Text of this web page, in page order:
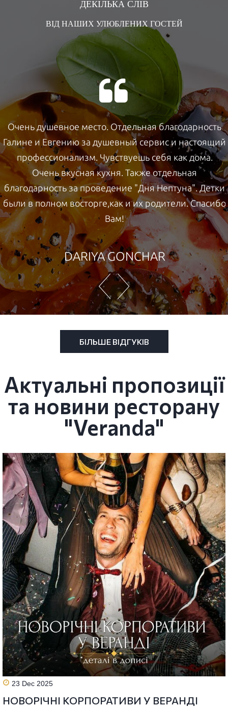
ДЕКІЛЬКА СЛІВ
ВІД НАШИХ УЛЮБЛЕНИХ ГОСТЕЙ
Очень душевное место. Отдельная благодарность
Галине и Евгению за душевный сервис и настоящий
профессионализм. Чувствуешь себя как дома.
Очень вкусная кухня. Также отдельная
благодарность за проведение "Дня Нептуна". Детки
были в полном восторге,как и их родители. Спасибо
Вам!
DARIYA GONCHAR
БІЛЬШЕ ВІДГУКІВ
Актуальні пропозиції
та новини ресторану
"Veranda"
23 Dec 2025
НОВОРІЧНІ КОРПОРАТИВИ У ВЕРАНДІ